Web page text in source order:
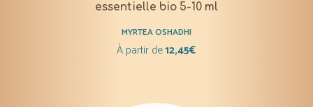
essentielle bio 5-10 ml
MYRTEA OSHADHI
À partir de12,45€